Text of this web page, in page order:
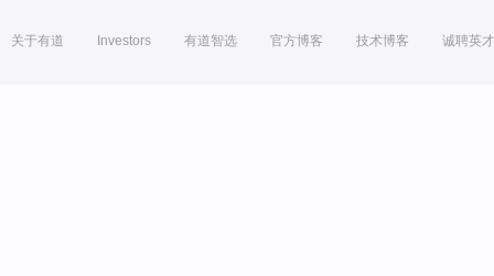
关于有道 Investors 有道智选 官方博客 技术博客 诚聘英才